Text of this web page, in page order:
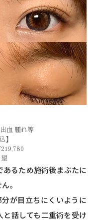
血 腫れ等
】
るため施術後まぶたに
。
が目立ちにくいように
話しても二重術を受け